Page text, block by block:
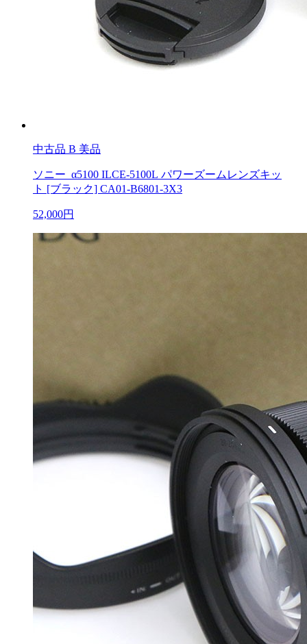
中古品 B 美品
ソニー α5100 ILCE-5100L パワーズームレンズキッ
ト [ブラック] CA01-B6801-3X3
52,000円